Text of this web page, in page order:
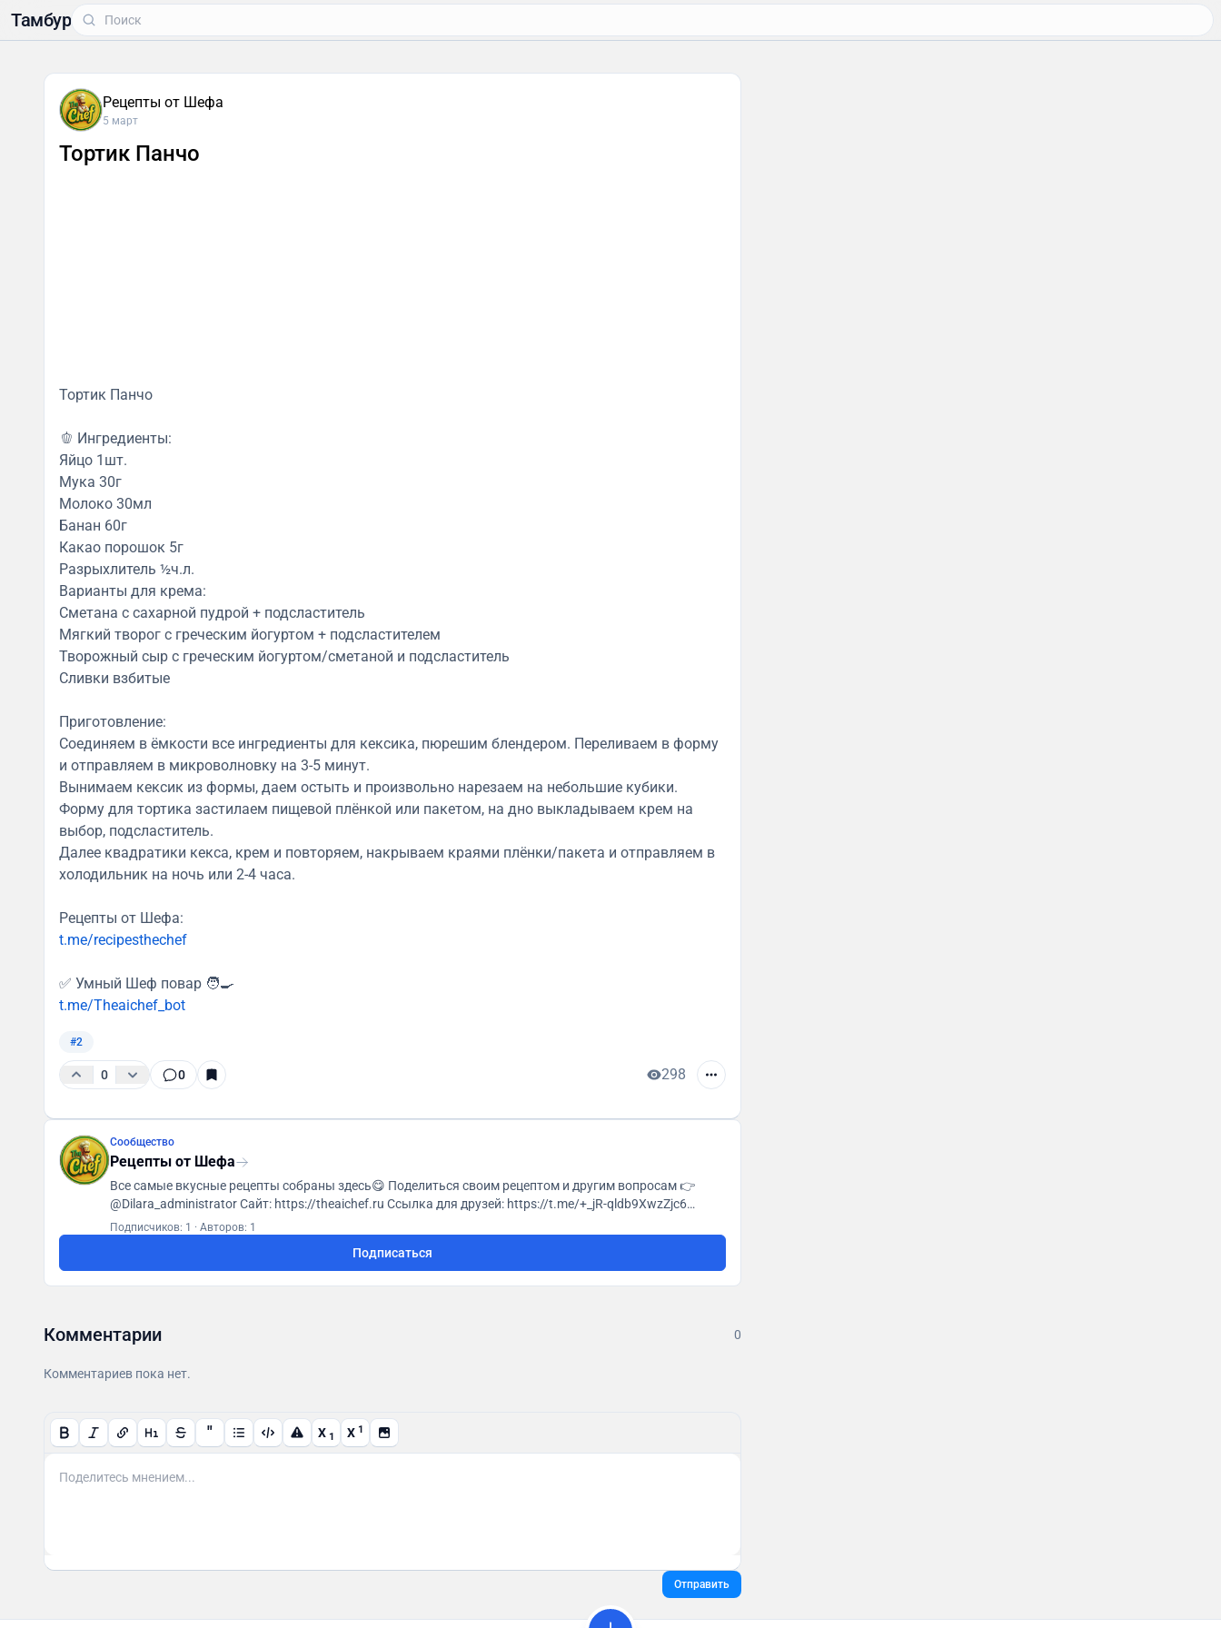
Тамбур
Рецепты от Шефа
5 март
Тортик Панчо
Тортик Панчо
🫑 Ингредиенты:
Яйцо 1шт.
Мука 30г
Молоко 30мл
Банан 60г
Какао порошок 5г
Разрыхлитель ½ч.л.
Варианты для крема:
Сметана с сахарной пудрой + подсластитель
Мягкий творог с греческим йогуртом + подсластителем
Творожный сыр с греческим йогуртом/сметаной и подсластитель
Сливки взбитые
Приготовление:
Соединяем в ёмкости все ингредиенты для кексика, пюрешим блендером. Переливаем в форму
и отправляем в микроволновку на 3-5 минут.
Вынимаем кексик из формы, даем остыть и произвольно нарезаем на небольшие кубики.
Форму для тортика застилаем пищевой плёнкой или пакетом, на дно выкладываем крем на
выбор, подсластитель.
Далее квадратики кекса, крем и повторяем, накрываем краями плёнки/пакета и отправляем в
холодильник на ночь или 2-4 часа.
Рецепты от Шефа:
t.me/recipesthechef
✅ Умный Шеф повар 🧑‍🍳
t.me/Theaichef_bot
#2
0 0 298
Сообщество
Рецепты от Шефа
Все самые вкусные рецепты собраны здесь😋 Поделиться своим рецептом и другим вопросам 👉
@Dilara_administrator Сайт: https://theaichef.ru Ссылка для друзей: https://t.me/+_jR-qldb9XwzZjc6
Личный ai Повар: https://t.me/Theaichef_bot
Подписчиков: 1 · Авторов: 1
Подписаться
Комментарии 0
Комментариев пока нет.
" X 1 X 1
Отправить